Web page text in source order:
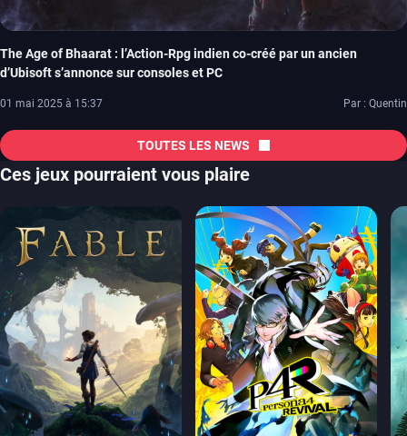
The Age of Bhaarat : l’Action-Rpg indien co-créé par un ancien
d’Ubisoft s’annonce sur consoles et PC
01 mai 2025 à 15:37 Par : Quentin
TOUTES LES NEWS
Ces jeux pourraient vous plaire